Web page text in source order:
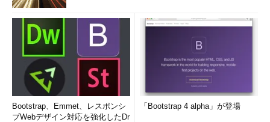
Bootstrap、Emmet、レスポンシ
ブWebデザイン対応を強化したDr
「Bootstrap 4 alpha」が登場